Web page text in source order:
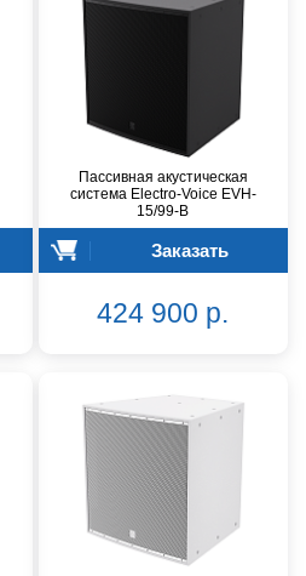
Пассивная акустическая
система Electro-Voice EVH-
15/99-B
Заказать
424 900 р.